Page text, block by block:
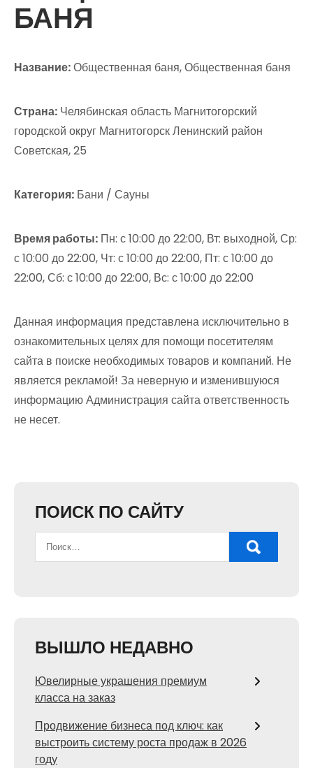
БАНЯ
Название:Общественная баня, Общественная баня
Страна: Челябинская область Магнитогорский
городской округ Магнитогорск Ленинский район
Советская, 25
Категория: Бани / Сауны
Время работы: Пн: с 10:00 до 22:00, Вт: выходной, Ср:
с 10:00 до 22:00, Чт: с 10:00 до 22:00, Пт: с 10:00 до
22:00, Сб: с 10:00 до 22:00, Вс: с 10:00 до 22:00
Данная информация представлена исключительно в
ознакомительных целях для помощи посетителям
сайта в поиске необходимых товаров и компаний. Не
является рекламой! За неверную и изменившуюся
информацию Администрация сайта ответственность
не несет.
ПОИСК ПО САЙТУ
ВЫШЛО НЕДАВНО
Ювелирные украшения премиум
класса на заказ
Продвижение бизнеса под ключ: как
выстроить систему роста продаж в 2026
году